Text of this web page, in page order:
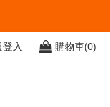
入 購物車(0)